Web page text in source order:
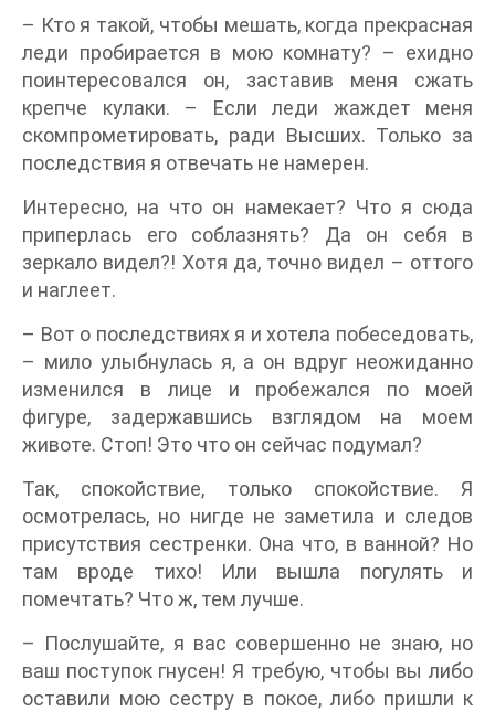
– Кто я такой, чтобы мешать, когда прекрасная
леди пробирается в мою комнату? – ехидно
поинтересовался он, заставив меня сжать
крепче кулаки. – Если леди жаждет меня
скомпрометировать, ради Высших. Только за
последствия я отвечать не намерен.
Интересно, на что он намекает? Что я сюда
приперлась его соблазнять? Да он себя в
зеркало видел?! Хотя да, точно видел – оттого
и наглеет.
– Вот о последствиях я и хотела побеседовать,
– мило улыбнулась я, а он вдруг неожиданно
изменился в лице и пробежался по моей
фигуре, задержавшись взглядом на моем
животе. Стоп! Это что он сейчас подумал?
Так, спокойствие, только спокойствие. Я
осмотрелась, но нигде не заметила и следов
присутствия сестренки. Она что, в ванной? Но
там вроде тихо! Или вышла погулять и
помечтать? Что ж, тем лучше.
– Послушайте, я вас совершенно не знаю, но
ваш поступок гнусен! Я требую, чтобы вы либо
оставили мою сестру в покое, либо пришли к